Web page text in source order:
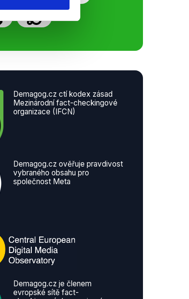
Demagog.cz ctí kodex zásad
Mezinárodní fact-checkingové
organizace (IFCN)
Demagog.cz ověřuje pravdivost
vybraného obsahu pro
společnost Meta
Demagog.cz je členem
evropské sítě fact-